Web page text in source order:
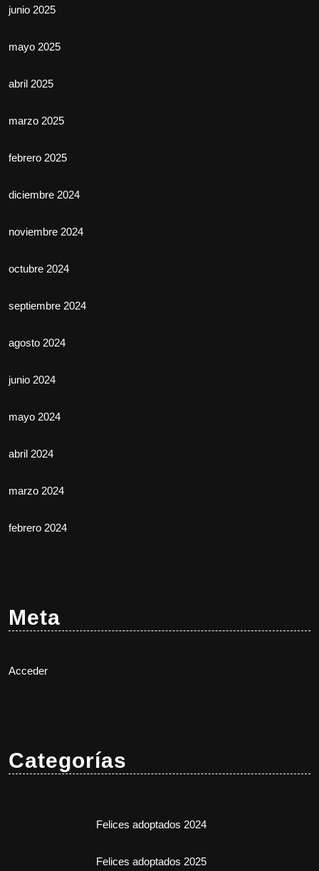
junio 2025
mayo 2025
abril 2025
marzo 2025
febrero 2025
diciembre 2024
noviembre 2024
octubre 2024
septiembre 2024
agosto 2024
junio 2024
mayo 2024
abril 2024
marzo 2024
febrero 2024
Meta
Acceder
Categorías
Felices adoptados 2024
Felices adoptados 2025